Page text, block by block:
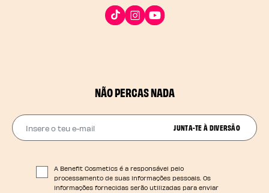
NÃO PERCAS NADA
Insere o teu e-mail JUNTA-TE À DIVERSÃO
A Benefit Cosmetics é a responsável pelo
processamento de suas informações pessoais. Os
informações fornecidas serão utilizadas para enviar